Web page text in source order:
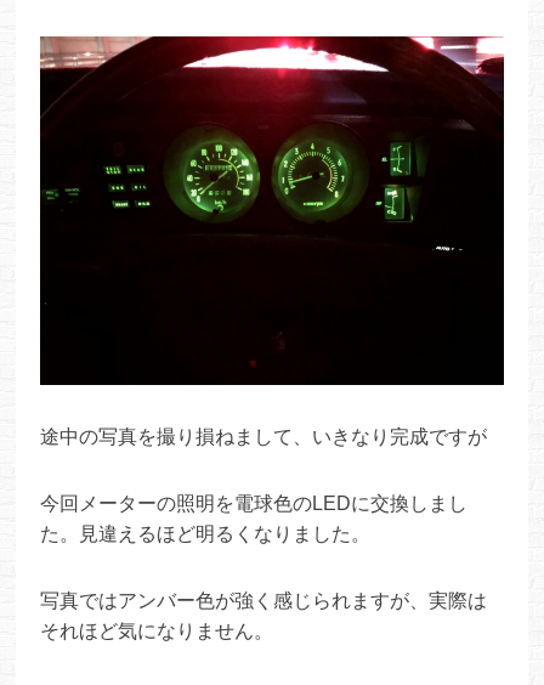
途中の写真を撮り損ねまして、いきなり完成ですが
今回メーターの照明を電球色のLEDに交換しまし
た。見違えるほど明るくなりました。
写真ではアンバー色が強く感じられますが、実際は
それほど気になりません。